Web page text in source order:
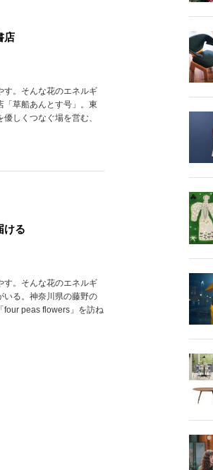
店
す。そんな花のエネルギ
「草船あんとす号」。東
しくつなぐ場を営む、
ける
す。そんな花のエネルギ
いる。神奈川県の藤野の
four peas flowers」を訪ね